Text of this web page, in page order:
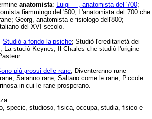
anatomista: Luigi __, anatomista del '700;
fiammingo del '500; L'anatomista del '700 che
Georg, anatomista e fisiologo dell'800;
del XVI secolo.
: Studiò a fondo la psiche; Studiò l'ereditarietà dei
La studiò Keynes; Il Charles che studiò l'origine
più grossi delle rane; Diventeranno rane;
Saranno rane; Saltano come le rane; Piccole
in cui le rane prosperano.
specie, studioso, fisica, occupa, studia, fisico e